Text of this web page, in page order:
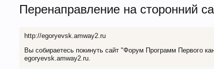
Перенаправление на сторонний
http://egoryevsk.amway2.ru
Вы собираетесь покинуть сайт "Форум Программ Первого
egoryevsk.amway2.ru.